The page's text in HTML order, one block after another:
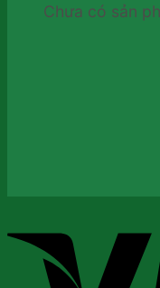
Chưa có sản